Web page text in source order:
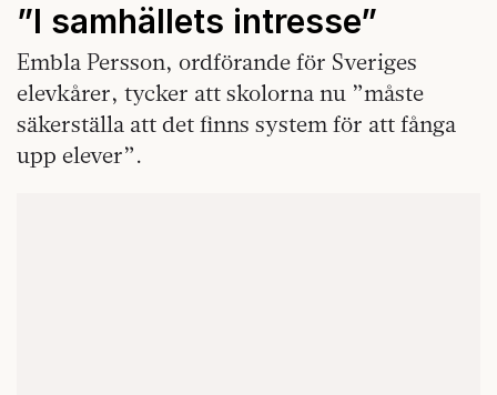
”I samhällets intresse”
Embla Persson, ordförande för Sveriges
elevkårer, tycker att skolorna nu ”måste
säkerställa att det finns system för att fånga
upp elever”.